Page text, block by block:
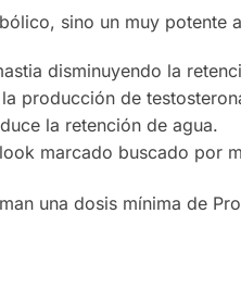
sino un muy potente
disminuyendo la
producción de
la retención de agua.
marcado buscado por
una dosis mínima de